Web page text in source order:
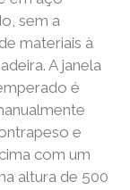
sem a
materiais à
A janela
é
e
com um
altura de 500